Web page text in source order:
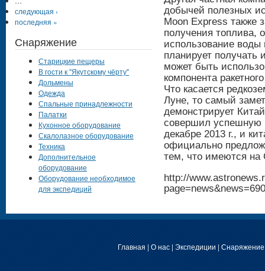
добычей полезных
Moon Express также
получения топлива,
использование
планирует получать
может быть
компонента
Что касается
Луне, то самый
демонстрирует
совершил успешную
декабре 2013 г., и
официально
тем, что имеются
http://
следующая ›
последняя »
Снаряжение
Старицкие пещеры
В гости к "Якутскому чёрту"
Дольмены
Одежда
Спальные принадлежности
Палатки
Кухонное оборудование
Скалолазное оборудование
Техника
Дополнительное
оборудование
Оборудование необходимое
для экспедиций
Главная | О нас| Экспедиции | Снаряжение